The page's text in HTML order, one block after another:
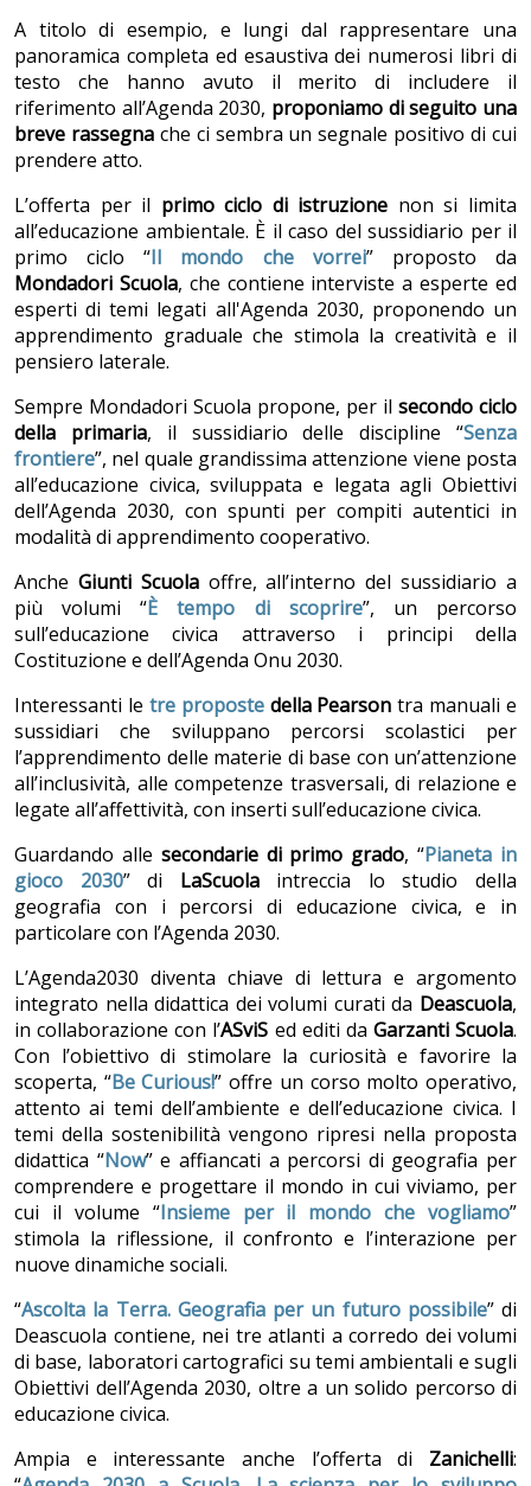
A titolo di esempio, e lungi dal rappresentare una
panoramica completa ed esaustiva dei numerosi libri di
testo che hanno avuto il merito di includere il
riferimento all’Agenda 2030, proponiamo di seguito una
breve rassegnache ci sembra un segnale positivo di cui
prendere atto.
L’offerta per il primo ciclo di istruzione non si limita
all’educazione ambientale. È il caso del sussidiario per il
primo ciclo “Il mondo che vorrei” proposto da
Mondadori Scuola, che contiene interviste a esperte ed
esperti di temi legati all'Agenda 2030, proponendo un
apprendimento graduale che stimola la creatività e il
pensiero laterale.
Sempre Mondadori Scuola propone, per il secondo ciclo
della primaria, il sussidiario delle discipline “Senza
frontiere”, nel quale grandissima attenzione viene posta
all’educazione civica, sviluppata e legata agli Obiettivi
dell’Agenda 2030, con spunti per compiti autentici in
modalità di apprendimento cooperativo.
Anche Giunti Scuolaoffre, all’interno del sussidiario a
più volumi “È tempo di scoprire”, un percorso
sull’educazione civica attraverso i principi della
Costituzione e dell’Agenda Onu 2030.
Interessanti le tre propostedella Pearson tra manuali e
sussidiari che sviluppano percorsi scolastici per
l’apprendimento delle materie di base con un’attenzione
all’inclusività, alle competenze trasversali, di relazione e
legate all’affettività, con inserti sull’educazione civica.
Guardando alle secondarie di primo grado, “Pianeta in
gioco 2030” di LaScuolaintreccia lo studio della
geografia con i percorsi di educazione civica, e in
particolare con l’Agenda 2030.
L’Agenda2030 diventa chiave di lettura e argomento
integrato nella didattica dei volumi curati da Deascuola,
in collaborazione con l’ASviS ed editi da Garzanti Scuola.
Con l’obiettivo di stimolare la curiosità e favorire la
scoperta, “Be Curious!” offre un corso molto operativo,
attento ai temi dell’ambiente e dell’educazione civica. I
temi della sostenibilità vengono ripresi nella proposta
didattica “Now” e affiancati a percorsi di geografia per
comprendere e progettare il mondo in cui viviamo, per
cui il volume “Insieme per il mondo che vogliamo”
stimola la riflessione, il confronto e l’interazione per
nuove dinamiche sociali.
“Ascolta la Terra. Geografia per un futuro possibile” di
Deascuola contiene, nei tre atlanti a corredo dei volumi
di base, laboratori cartografici su temi ambientali e sugli
Obiettivi dell’Agenda 2030, oltre a un solido percorso di
educazione civica.
Ampia e interessante anche l’offerta di Zanichelli: